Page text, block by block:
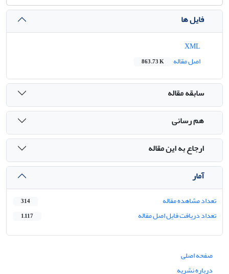
فایل ها
اصل مقاله
863.73 K
سابقه مقاله
هم رسانی
ارجاع به این مقاله
آمار
تعداد مشاهده مقاله 314
تعداد دریافت فایل اصل مقاله 1,117
صفحه اصلی
درباره نشریه